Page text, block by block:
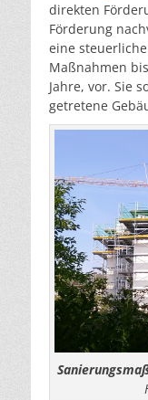
direkten
Förderung
eine
Maßnahmen
Jahre, vor. Sie
getretene